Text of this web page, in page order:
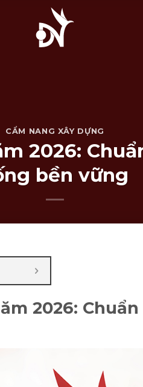
CẨM NANG XÂY DỰNG
2026:
bền vững
2026: